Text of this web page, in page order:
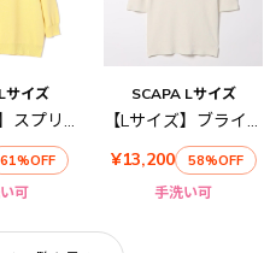
サイズ
【Lサイズ】スプリングハイゲージニット
61%OFF
可
SCAPA Lサイズ
【Lサイズ】ブライトストレッチ半袖ニット
¥13,200
58%OFF
手洗い可